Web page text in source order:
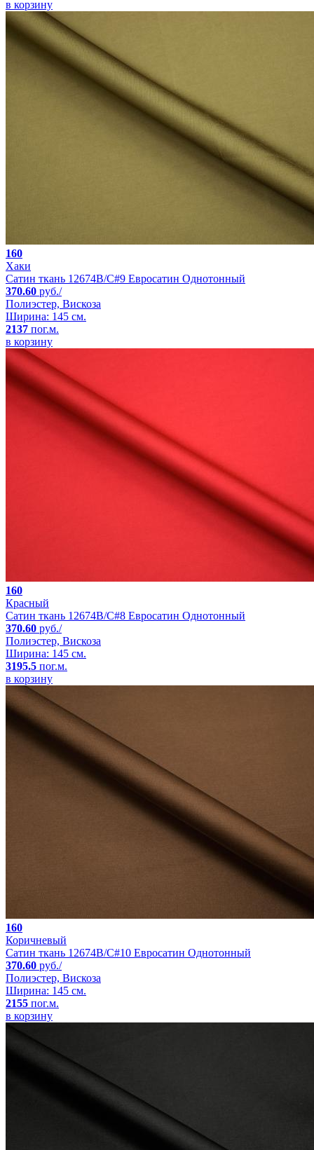
в корзину
160
Хаки
Сатин ткань 12674B/C#9 Евросатин Однотонный
370.60 руб./
Полиэстер, Вискоза
Ширина: 145 см.
2137 пог.м.
в корзину
160
Красный
Сатин ткань 12674B/C#8 Евросатин Однотонный
370.60 руб./
Полиэстер, Вискоза
Ширина: 145 см.
3195.5 пог.м.
в корзину
160
Коричневый
Сатин ткань 12674B/C#10 Евросатин Однотонный
370.60 руб./
Полиэстер, Вискоза
Ширина: 145 см.
2155 пог.м.
в корзину